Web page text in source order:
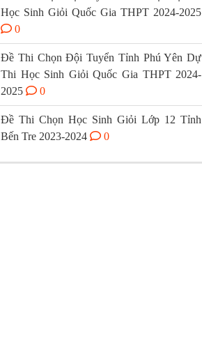
Học Sinh Giỏi Quốc Gia THPT 2024-2025
0
Đề Thi Chọn Đội Tuyển Tỉnh Phú Yên Dự
Thi Học Sinh Giỏi Quốc Gia THPT 2024-
2025
0
Đề Thi Chọn Học Sinh Giỏi Lớp 12 Tỉnh
Bến Tre 2023-2024
0